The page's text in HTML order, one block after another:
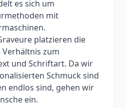
es sich um
mit
platzieren die
zum
und Schriftart. Da wir
Schmuck sind
endlos sind, gehen wir
ein.